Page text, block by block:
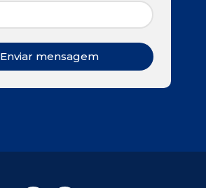
Enviar mensagem